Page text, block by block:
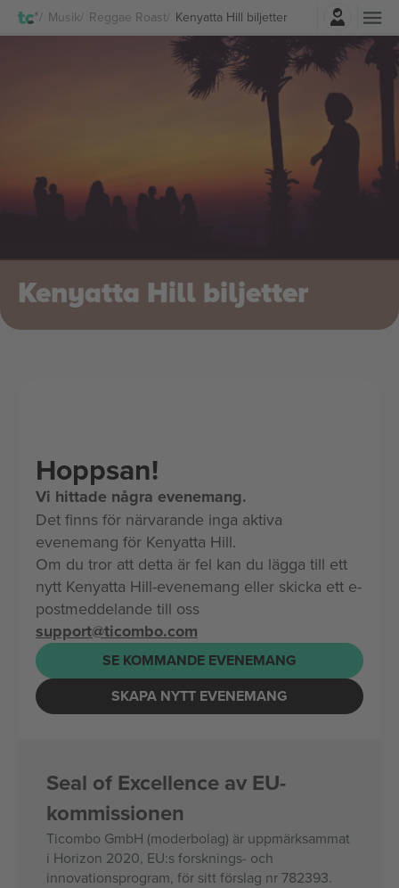
Musik Reggae Roast Kenyatta Hill biljetter
Logga in
Kenyatta Hill biljetter
Hoppsan!
Vi hittade några evenemang.
Det finns för närvarande inga aktiva
evenemang för Kenyatta Hill.
Om du tror att detta är fel kan du lägga till ett
nytt Kenyatta Hill-evenemang eller skicka ett e-
postmeddelande till oss
support@ticombo.com
SE KOMMANDE EVENEMANG
SKAPA NYTT EVENEMANG
Seal of Excellence av EU-
kommissionen
Ticombo GmbH (moderbolag) är uppmärksammat
i Horizon 2020, EU:s forsknings- och
innovationsprogram, för sitt förslag nr 782393.